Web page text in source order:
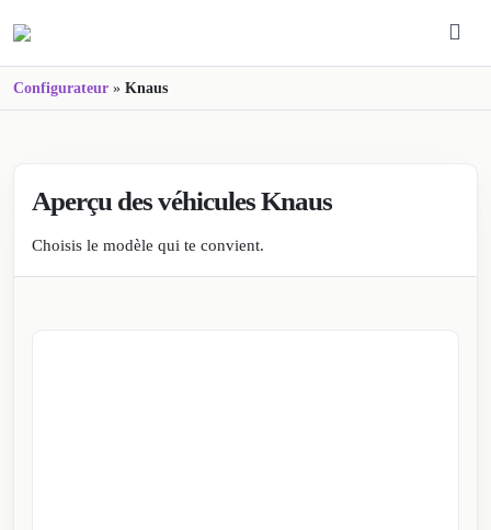
Configurateur » Knaus
Knaus
Aperçu des véhicules Knaus
Choisis le modèle qui te convient.